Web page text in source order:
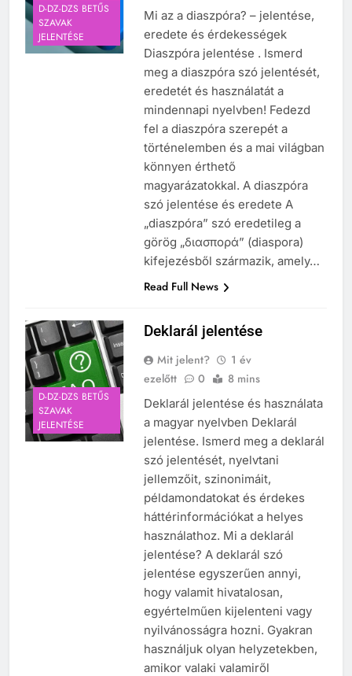
D-DZ-DZS BETŰS
SZAVAK
JELENTÉSE
Mi az a diaszpóra? – jelentése,
eredete és érdekességek
Diaszpóra jelentése . Ismerd
meg a diaszpóra szó jelentését,
eredetét és használatát a
mindennapi nyelvben! Fedezd
fel a diaszpóra szerepét a
történelemben és a mai világban
könnyen érthető
magyarázatokkal. A diaszpóra
szó jelentése és eredete A
„diaszpóra” szó eredetileg a
görög „διασπορά” (diaspora)
kifejezésből származik, amely…
Read Full News
D-DZ-DZS BETŰS
SZAVAK
JELENTÉSE
Deklarál jelentése
Mit jelent?
1 év
ezelőtt
0 8 mins
Deklarál jelentése és használata
a magyar nyelvben Deklarál
jelentése. Ismerd meg a deklarál
szó jelentését, nyelvtani
jellemzőit, szinonimáit,
példamondatokat és érdekes
háttérinformációkat a helyes
használathoz. Mi a deklarál
jelentése? A deklarál szó
jelentése egyszerűen annyi,
hogy valamit hivatalosan,
egyértelműen kijelenteni vagy
nyilvánosságra hozni. Gyakran
használjuk olyan helyzetekben,
amikor valaki valamiről